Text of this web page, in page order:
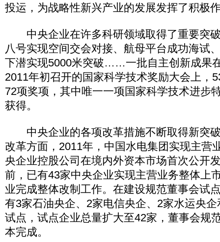
投运，为战略性新兴产业的发展发挥了积极
中央企业在许多科研领域取得了重要突
八号实现空间交会对接、航母平台成功海试
下潜实现5000米突破……一批自主创新成果
2011年初召开的国家科学技术奖励大会上，
72项奖项，其中唯一一项国家科学技术进步
获得。
中央企业的各项改革措施不断取得新突
改革方面，2011年，中国水电集团实现主营
央企业控股公司在境内外资本市场首次公开
前，已有43家中央企业实现主营业务整体上
业完成整体改制工作。在建设规范董事会试
有3家石油央企、2家电信央企、2家水运央
试点，试点企业总量扩大至42家，董事会规
本完成。